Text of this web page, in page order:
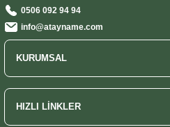
KURUMSAL
0506 092 94 94
info@atayname.com
HIZLI LİNKLER